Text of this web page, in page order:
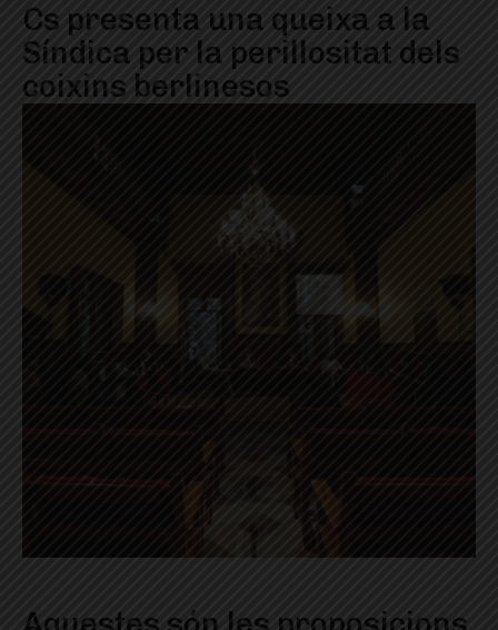
Cs presenta una queixa a la
Síndica per la perillositat dels
coixins berlinesos